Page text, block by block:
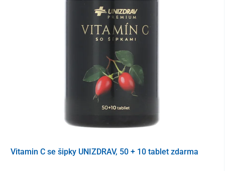
Vitamin C se šipky UNIZDRAV, 50 + 10 tablet zdarma